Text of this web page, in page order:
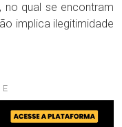
no qual se encontram
implica ilegitimidade